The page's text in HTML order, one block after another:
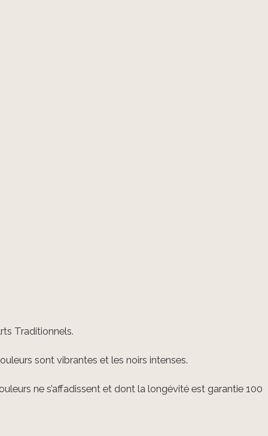
Traditionnels.
sont vibrantes et les noirs intenses.
ne s’affadissent et dont la longévité est garantie 100